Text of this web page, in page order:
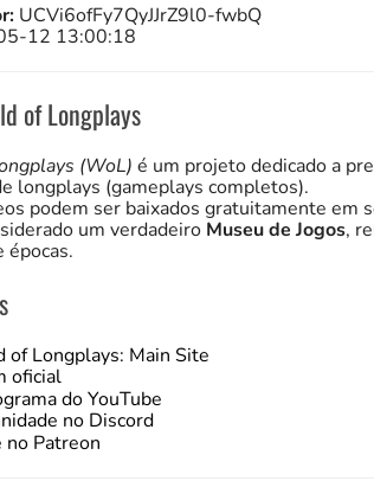
UCVi6ofFy7QyJJrZ9l0-fwbQ
12 13:00:18
of Longplays
(WoL) é um projeto dedicado a
longplays (gameplays completos).
podem ser baixados gratuitamente em
um verdadeiro Museu de Jogos,
épocas.
of Longplays: Main Site
oficial
do YouTube
no Discord
no Patreon